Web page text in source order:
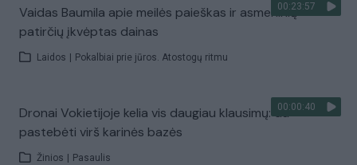
00:23:57
Vaidas Baumila apie meilės paieškas ir asmeninių
patirčių įkvėptas dainas
Laidos Pokalbiai prie jūros. Atostogų ritmu
00:00:40
Dronai Vokietijoje kelia vis daugiau klausimų: du
pastebėti virš karinės bazės
Žinios Pasaulis